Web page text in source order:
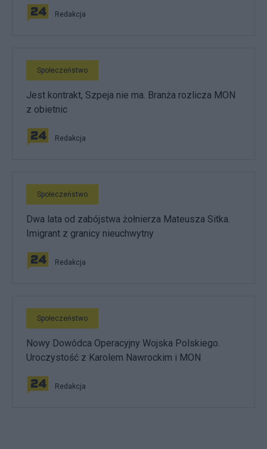
Redakcja
Społeczeństwo
Jest kontrakt, Szpeja nie ma. Branża rozlicza MON
z obietnic
Redakcja
Społeczeństwo
Dwa lata od zabójstwa żołnierza Mateusza Sitka.
Imigrant z granicy nieuchwytny
Redakcja
Społeczeństwo
Nowy Dowódca Operacyjny Wojska Polskiego.
Uroczystość z Karolem Nawrockim i MON
Redakcja